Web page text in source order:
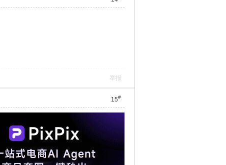
举报
15#